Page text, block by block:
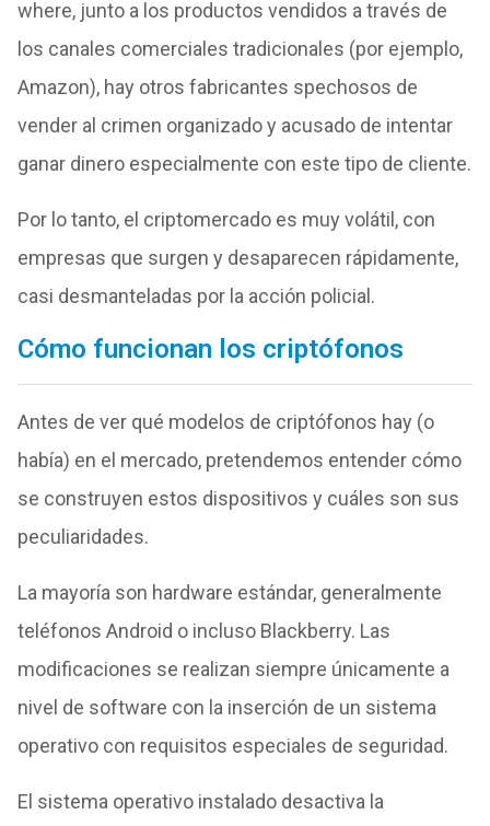
where, junto a los productos vendidos a través de
los canales comerciales tradicionales (por ejemplo,
Amazon), hay otros fabricantes spechosos de
vender al crimen organizado y acusado de intentar
ganar dinero especialmente con este tipo de cliente.
Por lo tanto, el criptomercado es muy volátil, con
empresas que surgen y desaparecen rápidamente,
casi desmanteladas por la acción policial.
Cómo funcionan los criptófonos
Antes de ver qué modelos de criptófonos hay (o
había) en el mercado, pretendemos entender cómo
se construyen estos dispositivos y cuáles son sus
peculiaridades.
La mayoría son hardware estándar, generalmente
teléfonos Android o incluso Blackberry. Las
modificaciones se realizan siempre únicamente a
nivel de software con la inserción de un sistema
operativo con requisitos especiales de seguridad.
El sistema operativo instalado desactiva la